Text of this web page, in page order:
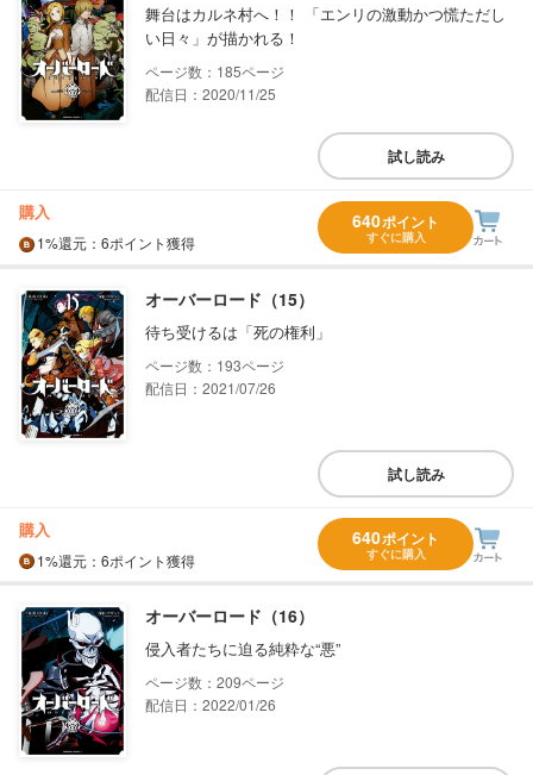
舞台はカルネ村へ！！ 「エンリの激動かつ慌ただし
い日々」が描かれる！
185
配信日：2020/11/25
試し読み
購入
1%還元 ：6ポイント獲得
640ポイント
すぐに購入
オーバーロード（15）
待ち受けるは「死の権利」
193
配信日：2021/07/26
試し読み
購入
1%還元 ：6ポイント獲得
640ポイント
すぐに購入
オーバーロード（16）
侵入者たちに迫る純粋な“悪”
209
配信日：2022/01/26